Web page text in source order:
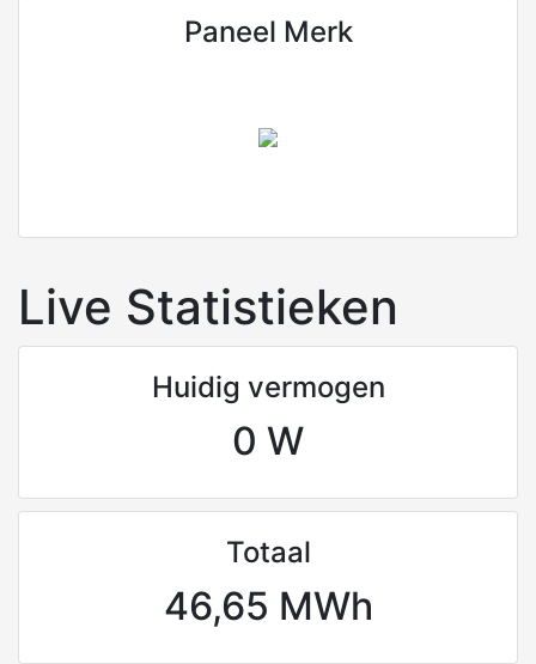
Paneel Merk
Live Statistieken
Huidig vermogen
0 W
Totaal
46,65 MWh